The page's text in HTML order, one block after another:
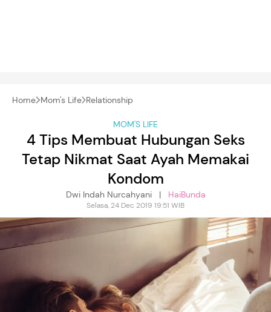
Home Mom's Life Relationship
MOM'S LIFE
4 Tips Membuat Hubungan Seks
Tetap Nikmat Saat Ayah Memakai
Kondom
Dwi Indah Nurcahyani | HaiBunda
Selasa, 24 Dec 2019 19:51 WIB